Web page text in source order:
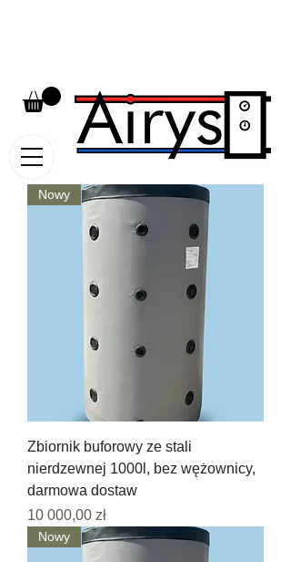
Nowy
Zbiornik buforowy ze stali
nierdzewnej 1000l, bez wężownicy,
darmowa dostaw
Cena
10 000,00 zł
Nowy